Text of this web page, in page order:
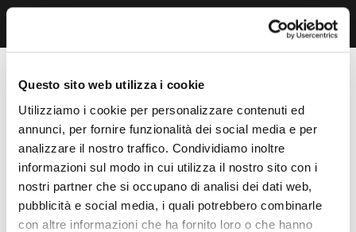
Questo sito web utilizza i cookie
Utilizziamo i cookie per personalizzare contenuti ed
annunci, per fornire funzionalità dei social media e per
analizzare il nostro traffico. Condividiamo inoltre
informazioni sul modo in cui utilizza il nostro sito con i
nostri partner che si occupano di analisi dei dati web,
pubblicità e social media, i quali potrebbero combinarle
con altre informazioni che ha fornito loro o che hanno